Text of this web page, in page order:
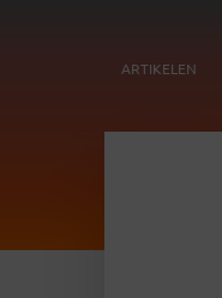
ARTIKELEN